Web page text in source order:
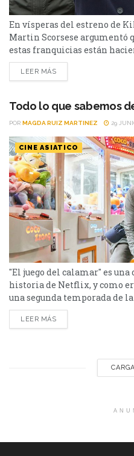
En vísperas del estreno de
Martin Scorsese argumentó
estas franquicias están
una reciente entrevista con
volvió a arremeter contra la
el impacto de estas películas...
LEER MÁS
Todo lo que sabemos
POR MAGDA RUIZ MARTINEZ 29
CINE ASIATICO
"El juego del calamar" es
historia de Netflix, y como
una segunda temporada de
surcoreana. La espera se
cada uno de los capítulos de
LEER MÁS